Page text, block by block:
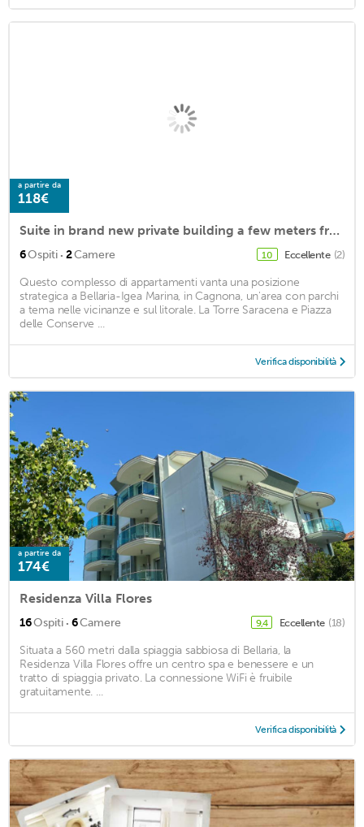
a partire da
118€
Suite in brand new private building a few meters from the sea and the center.
6Ospiti · 2Camere 10 Eccellente (2)
Questo complesso di appartamenti vanta una posizione
strategica a Bellaria-Igea Marina, in Cagnona, un'area con parchi
a tema nelle vicinanze e sul litorale. La Torre Saracena e Piazza
delle Conserve ...
Verifica disponibilità
a partire da
174€
Residenza Villa Flores
16Ospiti · 6Camere 9,4 Eccellente (18)
Situata a 560 metri dalla spiaggia sabbiosa di Bellaria, la
Residenza Villa Flores offre un centro spa e benessere e un
tratto di spiaggia privato. La connessione WiFi è fruibile
gratuitamente. ...
Verifica disponibilità